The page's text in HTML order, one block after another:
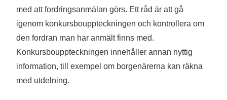
med att fordringsanmälan görs. Ett råd är att gå
igenom konkursbouppteckningen och kontrollera om
den fordran man har anmält finns med.
Konkursbouppteckningen innehåller annan nyttig
information, till exempel om borgenärerna kan räkna
med utdelning.